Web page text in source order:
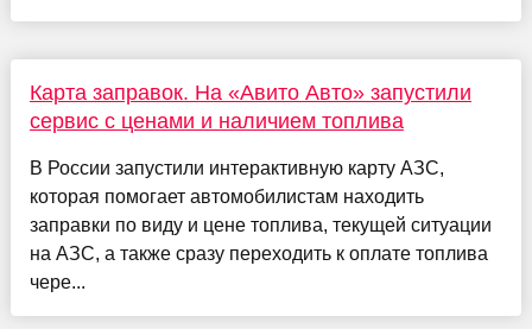
Карта заправок. На «Авито Авто» запустили
сервис с ценами и наличием топлива
В России запустили интерактивную карту АЗС,
которая помогает автомобилистам находить
заправки по виду и цене топлива, текущей ситуации
на АЗС, а также сразу переходить к оплате топлива
чере...